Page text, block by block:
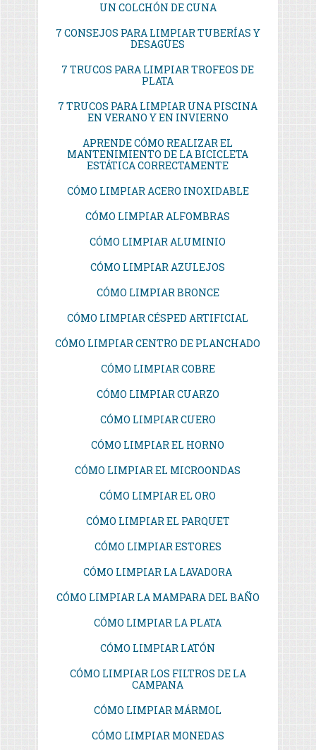
UN COLCHÓN DE CUNA
7 CONSEJOS PARA LIMPIAR TUBERÍAS Y
DESAGÜES
7 TRUCOS PARA LIMPIAR TROFEOS DE
PLATA
7 TRUCOS PARA LIMPIAR UNA PISCINA
EN VERANO Y EN INVIERNO
APRENDE CÓMO REALIZAR EL
MANTENIMIENTO DE LA BICICLETA
ESTÁTICA CORRECTAMENTE
CÓMO LIMPIAR ACERO INOXIDABLE
CÓMO LIMPIAR ALFOMBRAS
CÓMO LIMPIAR ALUMINIO
CÓMO LIMPIAR AZULEJOS
CÓMO LIMPIAR BRONCE
CÓMO LIMPIAR CÉSPED ARTIFICIAL
CÓMO LIMPIAR CENTRO DE PLANCHADO
CÓMO LIMPIAR COBRE
CÓMO LIMPIAR CUARZO
CÓMO LIMPIAR CUERO
CÓMO LIMPIAR EL HORNO
CÓMO LIMPIAR EL MICROONDAS
CÓMO LIMPIAR EL ORO
CÓMO LIMPIAR EL PARQUET
CÓMO LIMPIAR ESTORES
CÓMO LIMPIAR LA LAVADORA
CÓMO LIMPIAR LA MAMPARA DEL BAÑO
CÓMO LIMPIAR LA PLATA
CÓMO LIMPIAR LATÓN
CÓMO LIMPIAR LOS FILTROS DE LA
CAMPANA
CÓMO LIMPIAR MÁRMOL
CÓMO LIMPIAR MONEDAS